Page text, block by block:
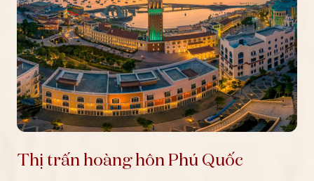
Thị trấn hoàng hôn Phú Quốc